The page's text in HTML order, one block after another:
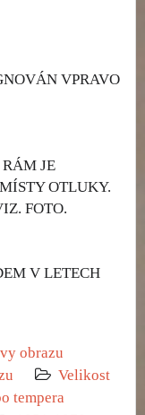
VPRAVO
JE
OTLUKY.
FOTO.
V LETECH
obrazu
Velikost
tempera